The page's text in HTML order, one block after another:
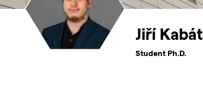
Jiří Kabát
Student Ph.D.